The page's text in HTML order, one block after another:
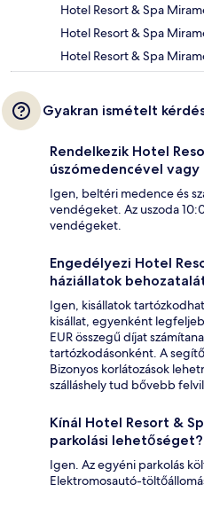
Hotel Resort & Spa
Hotel Resort & Spa
Hotel Resort & Spa
Gyakran ismételt
Rendelkezik Hotel
úszómedencével vagy
Igen, beltéri medence és
vendégeket. Az uszoda
vendégeket.
Engedélyezi Hotel
háziállatok
Igen, kisállatok
kisállat, egyenként
EUR összegű díjat
tartózkodásonként. A
Bizonyos korlátozások
szálláshely tud bővebb
Kínál Hotel Resort &
parkolási lehetőséget?
Igen. Az egyéni parkolás
Elektromosautó-